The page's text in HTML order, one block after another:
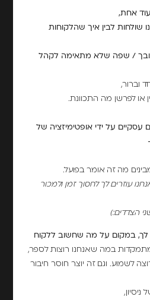
שולחות לבין איך שהלקוחות
/ שפה שלא מתאימה לקהל
וברור,
או לפרשן מה התכוונת.
עסקיים על ידי אופטימיזציה של
מה זה אומר בפועל.
עוזרים לך לחסוך זמן ולמכור
הצדדים:)
במה שאנחנו רוצות לספר,
לשמוע. וגם זה יוצר חוסר חיבור